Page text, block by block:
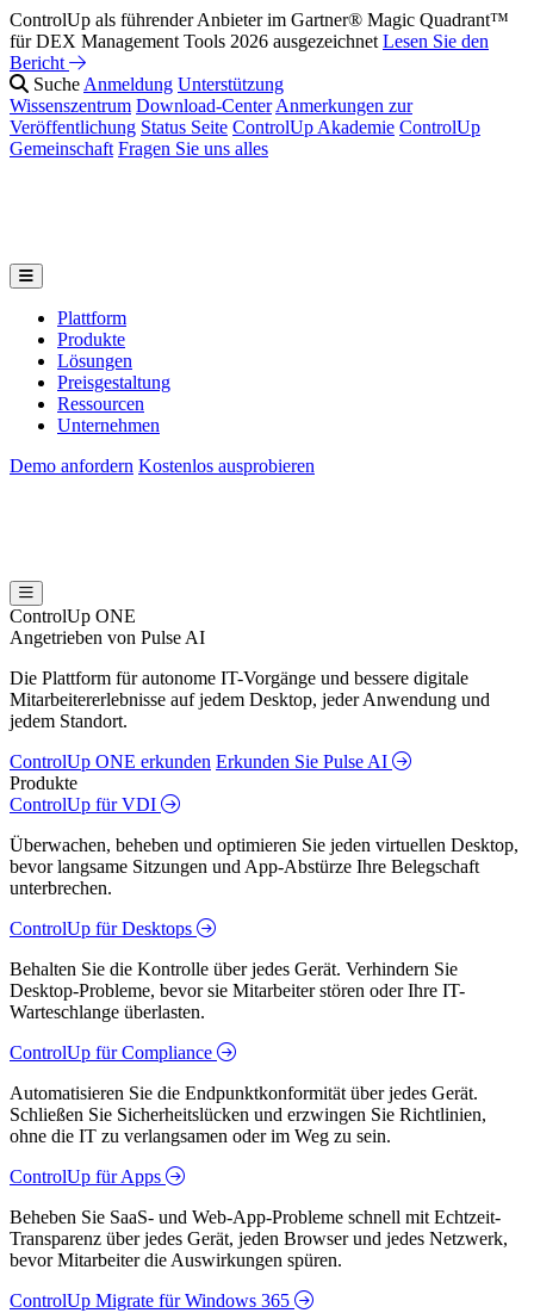
ControlUp als führender Anbieter im Gartner® Magic Quadrant™
für DEX Management Tools 2026 ausgezeichnet Lesen Sie den
Bericht
Suche Anmeldung Unterstützung
Wissenszentrum Download-Center Anmerkungen zur
Veröffentlichung Status Seite ControlUp Akademie ControlUp
Gemeinschaft Fragen Sie uns alles
Plattform
Produkte
Lösungen
Preisgestaltung
Ressourcen
Unternehmen
Demo anfordern Kostenlos ausprobieren
ControlUp ONE
Angetrieben von Pulse AI
Die Plattform für autonome IT-Vorgänge und bessere digitale
Mitarbeitererlebnisse auf jedem Desktop, jeder Anwendung und
jedem Standort.
ControlUp ONE erkunden Erkunden Sie Pulse AI
Produkte
ControlUp für VDI
Überwachen, beheben und optimieren Sie jeden virtuellen Desktop,
bevor langsame Sitzungen und App-Abstürze Ihre Belegschaft
unterbrechen.
ControlUp für Desktops
Behalten Sie die Kontrolle über jedes Gerät. Verhindern Sie
Desktop-Probleme, bevor sie Mitarbeiter stören oder Ihre IT-
Warteschlange überlasten.
ControlUp für Compliance
Automatisieren Sie die Endpunktkonformität über jedes Gerät.
Schließen Sie Sicherheitslücken und erzwingen Sie Richtlinien,
ohne die IT zu verlangsamen oder im Weg zu sein.
ControlUp für Apps
Beheben Sie SaaS- und Web-App-Probleme schnell mit Echtzeit-
Transparenz über jedes Gerät, jeden Browser und jedes Netzwerk,
bevor Mitarbeiter die Auswirkungen spüren.
ControlUp Migrate für Windows 365